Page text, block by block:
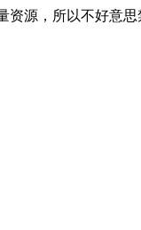
资源，所以不好意